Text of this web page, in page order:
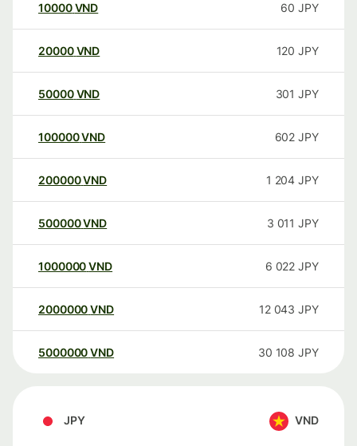
10000 VND 60 JPY
20000 VND 120 JPY
50000 VND 301 JPY
100000VND 602 JPY
200000VND 1 204 JPY
500000VND 3 011 JPY
1000000VND 6 022 JPY
2000000VND 12 043 JPY
5000000VND 30 108 JPY
JPY VND